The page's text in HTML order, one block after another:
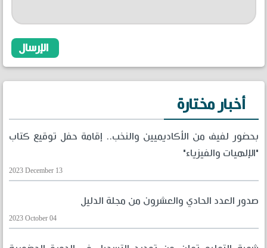
أخبار مختارة
بحضور لفيف من الأكاديميين والنخب.. إقامة حفل توقيع كتاب
"الإلهيات والفيزياء"
2023 December 13
صدور العدد الحادي والعشرون من مجلة الدليل
2023 October 04